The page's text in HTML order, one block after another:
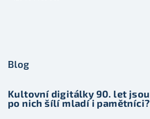
Blog
Kultovní digitálky 90. let jsou
po nich šílí mladí i pamětníci?